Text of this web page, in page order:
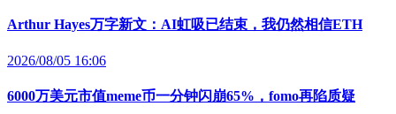
Arthur Hayes万字新文：AI虹吸已结束，我仍然相信ETH
2026/08/05 16:06
6000万美元市值meme币一分钟闪崩65%，fomo再陷质疑